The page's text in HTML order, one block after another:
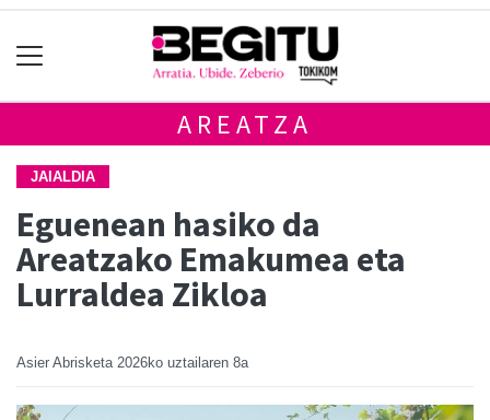
AREATZA
JAIALDIA
Eguenean hasiko da
Areatzako Emakumea eta
Lurraldea Zikloa
Asier Abrisketa 2026ko uztailaren 8a